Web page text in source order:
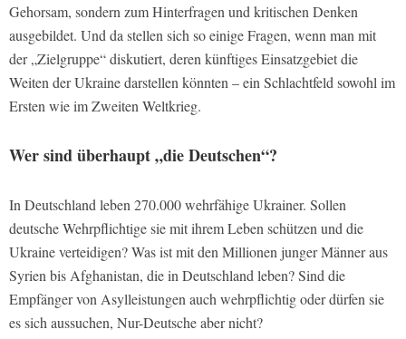
Gehorsam, sondern zum Hinterfragen und kritischen Denken
ausgebildet. Und da stellen sich so einige Fragen, wenn man mit
der „Zielgruppe“ diskutiert, deren künftiges Einsatzgebiet die
Weiten der Ukraine darstellen könnten – ein Schlachtfeld sowohl im
Ersten wie im Zweiten Weltkrieg.
Wer sind überhaupt „die Deutschen“?
In Deutschland leben 270.000 wehrfähige Ukrainer. Sollen
deutsche Wehrpflichtige sie mit ihrem Leben schützen und die
Ukraine verteidigen? Was ist mit den Millionen junger Männer aus
Syrien bis Afghanistan, die in Deutschland leben? Sind die
Empfänger von Asylleistungen auch wehrpflichtig oder dürfen sie
es sich aussuchen, Nur-Deutsche aber nicht?